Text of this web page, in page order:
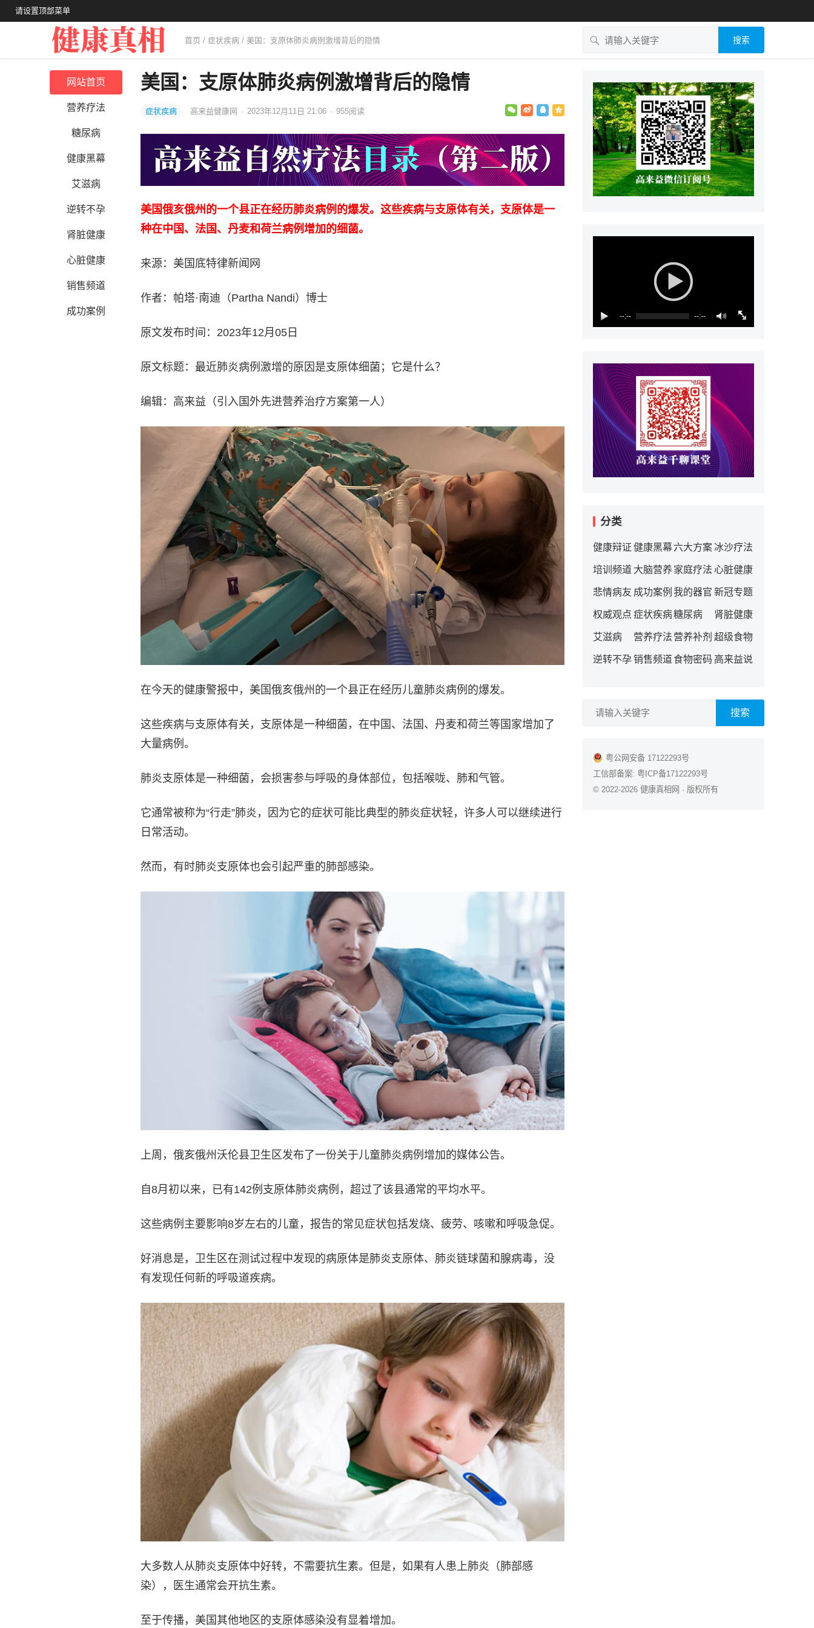
请设置顶部菜单
首页 / 症状疾病 / 美国：支原体肺炎病例激增背后的隐情 搜索
网站首页
营养疗法
糖尿病
健康黑幕
艾滋病
逆转不孕
肾脏健康
心脏健康
销售频道
成功案例
美国：支原体肺炎病例激增背后的隐情
症状疾病 高来益健康网 · 2023年12月11日 21:06 · 955阅读
美国俄亥俄州的一个县正在经历肺炎病例的爆发。这些疾病与支原体有关，支原体是一
种在中国、法国、丹麦和荷兰病例增加的细菌。
来源：美国底特律新闻网
作者：帕塔·南迪（Partha Nandi）博士
原文发布时间：2023年12月05日
原文标题：最近肺炎病例激增的原因是支原体细菌；它是什么？
编辑：高来益（引入国外先进营养治疗方案第一人）
在今天的健康警报中，美国俄亥俄州的一个县正在经历儿童肺炎病例的爆发。
这些疾病与支原体有关，支原体是一种细菌，在中国、法国、丹麦和荷兰等国家增加了
大量病例。
肺炎支原体是一种细菌，会损害参与呼吸的身体部位，包括喉咙、肺和气管。
它通常被称为“行走”肺炎，因为它的症状可能比典型的肺炎症状轻，许多人可以继续进行
日常活动。
然而，有时肺炎支原体也会引起严重的肺部感染。
上周，俄亥俄州沃伦县卫生区发布了一份关于儿童肺炎病例增加的媒体公告。
自8月初以来，已有142例支原体肺炎病例，超过了该县通常的平均水平。
这些病例主要影响8岁左右的儿童，报告的常见症状包括发烧、疲劳、咳嗽和呼吸急促。
好消息是，卫生区在测试过程中发现的病原体是肺炎支原体、肺炎链球菌和腺病毒，没
有发现任何新的呼吸道疾病。
大多数人从肺炎支原体中好转，不需要抗生素。但是，如果有人患上肺炎（肺部感
染），医生通常会开抗生素。
至于传播，美国其他地区的支原体感染没有显着增加。
--:-- --:--
分类
健康辩证 健康黑幕 六大方案冰沙疗法
培训频道 大脑营养 家庭疗法 心脏健康
悲情病友 成功案例 我的器官 新冠专题
权威观点 症状疾病糖尿病 肾脏健康
艾滋病 营养疗法 营养补剂 超级食物
逆转不孕销售频道食物密码 高来益说
搜索
粤公网安备 17122293号
工信部备案: 粤ICP备17122293号
© 2022-2026 健康真相网 · 版权所有